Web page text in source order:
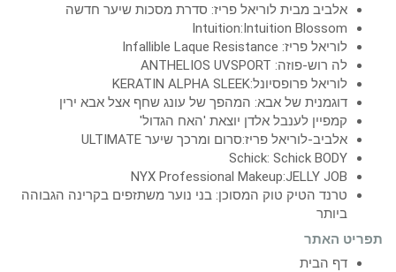
אלביב מבית לוריאל פריז: סדרת מסכות שיער חדשה
Intuition:Intuition Blossom
לוריאל פריז: Infallible Laque Resistance
לה רוש-פוזה: ANTHELIOS UVSPORT
לוריאל פרופסיונל:KERATIN ALPHA SLEEK
דוגמנית של אבא: המהפך של עונג שחף אצל אבא ירין
קמפיין לענבל אלדן יוצאת 'האח הגדול'
אלביב-לוריאל פריז:סרום ומרכך שיער ULTIMATE
Schick: Schick BODY
NYX Professional Makeup:JELLY JOB
טרנד הטיק טוק המסוכן: בני נוער משתזפים בקרינה הגבוהה
ביותר
תפריט האתר
דף הבית